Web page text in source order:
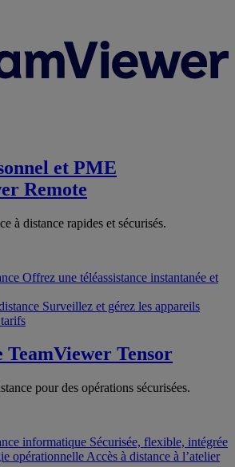
et PME
Remote
à distance rapides et sécurisés.
Offrez une téléassistance instantanée et
Surveillez et gérez les appareils
TeamViewer Tensor
pour des opérations sécurisées.
informatique Sécurisée, flexible, intégrée
opérationnelle Accès à distance à l’atelier